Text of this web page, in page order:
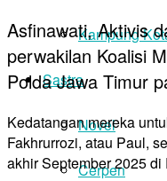
Kampung
Sastra
Novel
Cerpen
Asfinawati, Aktivis
perwakilan Koalisi
Polda Jawa Timur
Kedatangan mereka
Fakhrurrozi, atau Paul,
akhir September 2025